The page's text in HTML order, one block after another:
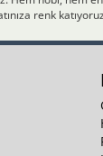
renk